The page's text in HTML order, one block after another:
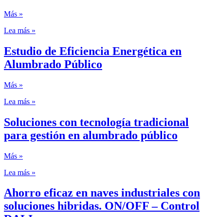
Más »
Lea más »
Estudio de Eficiencia Energética en
Alumbrado Público
Más »
Lea más »
Soluciones con tecnología tradicional
para gestión en alumbrado público
Más »
Lea más »
Ahorro eficaz en naves industriales con
soluciones hibridas. ON/OFF – Control